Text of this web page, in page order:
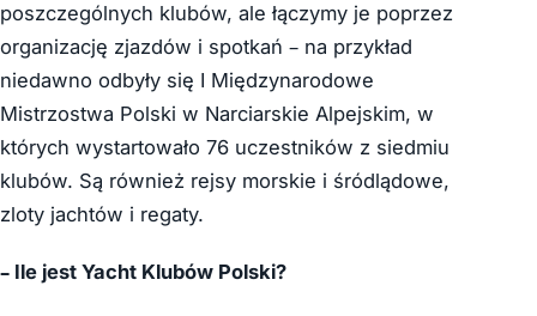
poszczególnych klubów, ale łączymy je poprzez
organizację zjazdów i spotkań – na przykład
niedawno odbyły się I Międzynarodowe
Mistrzostwa Polski w Narciarskie Alpejskim, w
których wystartowało 76 uczestników z siedmiu
klubów. Są również rejsy morskie i śródlądowe,
zloty jachtów i regaty.
– Ile jest Yacht Klubów Polski?